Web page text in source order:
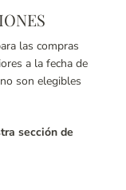
las compras
a la fecha de
son elegibles
sección de